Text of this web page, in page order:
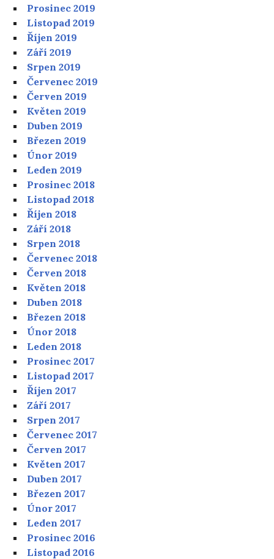
Prosinec 2019
Listopad 2019
Říjen 2019
Září 2019
Srpen 2019
Červenec 2019
Červen 2019
Květen 2019
Duben 2019
Březen 2019
Únor 2019
Leden 2019
Prosinec 2018
Listopad 2018
Říjen 2018
Září 2018
Srpen 2018
Červenec 2018
Červen 2018
Květen 2018
Duben 2018
Březen 2018
Únor 2018
Leden 2018
Prosinec 2017
Listopad 2017
Říjen 2017
Září 2017
Srpen 2017
Červenec 2017
Červen 2017
Květen 2017
Duben 2017
Březen 2017
Únor 2017
Leden 2017
Prosinec 2016
Listopad 2016